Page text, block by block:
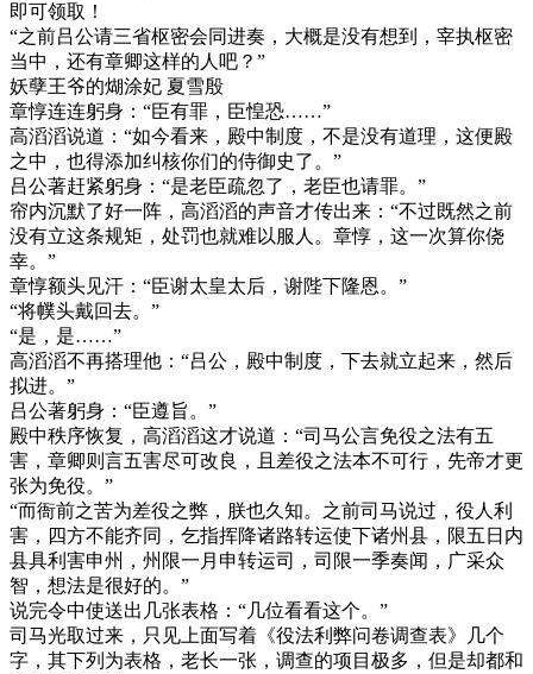
即可领取！
“之前吕公请三省枢密会同进奏，大概是没有想到，宰执枢密
当中，还有章卿这样的人吧？”
妖孽王爷的煳涂妃 夏雪殷
章惇连连躬身：“臣有罪，臣惶恐……”
高滔滔说道：“如今看来，殿中制度，不是没有道理，这便殿
之中，也得添加纠核你们的侍御史了。”
吕公著赶紧躬身：“是老臣疏忽了，老臣也请罪。”
帘内沉默了好一阵，高滔滔的声音才传出来：“不过既然之前
没有立这条规矩，处罚也就难以服人。章惇，这一次算你侥
幸。”
章惇额头见汗：“臣谢太皇太后，谢陛下隆恩。”
“将幞头戴回去。”
“是，是……”
高滔滔不再搭理他：“吕公，殿中制度，下去就立起来，然后
拟进。”
吕公著躬身：“臣遵旨。”
殿中秩序恢复，高滔滔这才说道：“司马公言免役之法有五
害，章卿则言五害尽可改良，且差役之法本不可行，先帝才更
张为免役。”
“而衙前之苦为差役之弊，朕也久知。之前司马说过，役人利
害，四方不能齐同，乞指挥降诸路转运使下诸州县，限五日内
县具利害申州，州限一月申转运司，司限一季奏闻，广采众
智，想法是很好的。”
说完令中使送出几张表格：“几位看看这个。”
司马光取过来，只见上面写着《役法利弊问卷调查表》几个
字，其下列为表格，老长一张，调查的项目极多，但是却都和